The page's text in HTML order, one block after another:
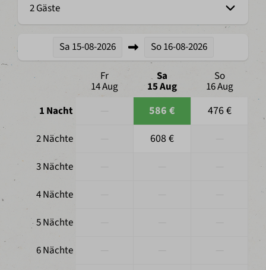
2 Gäste
Sa 15-08-2026 So16-08-2026
Fr
14 Aug
Sa
15 Aug
So
16 Aug
1 Nacht
586 € 476 €
2 Nächte 608 €
3 Nächte
4 Nächte
5 Nächte
6 Nächte